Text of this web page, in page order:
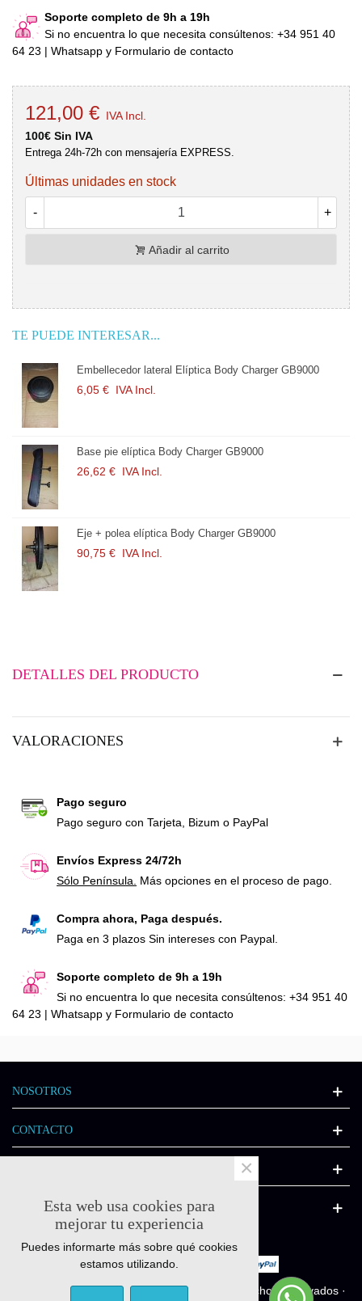
Soporte completo de 9h a 19h
Si no encuentra lo que necesita consúltenos: +34 951 40
64 23 | Whatsapp y Formulario de contacto
121,00 € IVA Incl.
100€ Sin IVA
Entrega 24h-72h con mensajería EXPRESS.
Últimas unidades en stock
- +
Añadir al carrito
TE PUEDE INTERESAR...
Embellecedor lateral Elíptica Body Charger GB9000
6,05 € IVA Incl.
Base pie elíptica Body Charger GB9000
26,62 € IVA Incl.
Eje + polea elíptica Body Charger GB9000
90,75 € IVA Incl.
DETALLES DEL PRODUCTO
VALORACIONES
Pago seguro
Pago seguro con Tarjeta, Bizum o PayPal
Envíos Express 24/72h
Sólo Península. Más opciones en el proceso de pago.
Compra ahora, Paga después.
Paga en 3 plazos Sin intereses con Paypal.
Soporte completo de 9h a 19h
Si no encuentra lo que necesita consúltenos: +34 951 40
64 23 | Whatsapp y Formulario de contacto
NOSOTROS
CONTACTO
CATÁLOGO
© Quick-fitness.es 2011-2025 - Todos los derechos reservados ·
Esta web usa cookies para
mejorar tu experiencia
Puedes informarte más sobre qué cookies
estamos utilizando.
×